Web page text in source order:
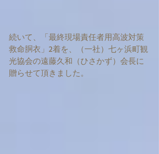
続いて、「最終現場責任者用高波対策
救命胴衣」2着を、（一社）七ヶ浜町観
光協会の遠藤久和（ひさかず）会長に
贈らせて頂きました。